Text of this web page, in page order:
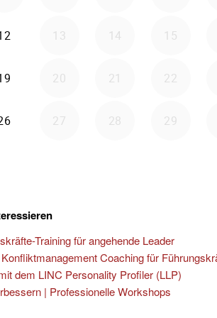
Training für angehende Leader
Coaching für
dem LINC Personality Profiler (LLP)
| Professionelle Workshops